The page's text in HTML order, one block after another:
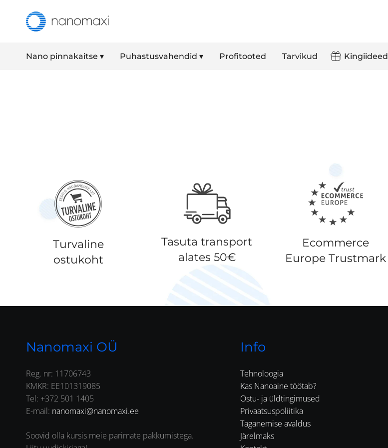
Nano pinnakaitse ▾ Puhastusvahendid ▾ Profitooted Tarvikud Kingiideed
Turvaline
ostukoht
Tasuta transport
alates 50€
Ecommerce
Europe Trustmark
Nanomaxi OÜ
Reg. nr: 11706743
KMKR: EE101319085
Tel: +372 501 1405
E-mail: nanomaxi@nanomaxi.ee
Soovid olla kursis meie parimate pakkumistega.
Info
Tehnoloogia
Kas Nanoaine töötab?
Ostu- ja üldtingimused
Privaatsuspoliitika
Taganemise avaldus
Järelmaks